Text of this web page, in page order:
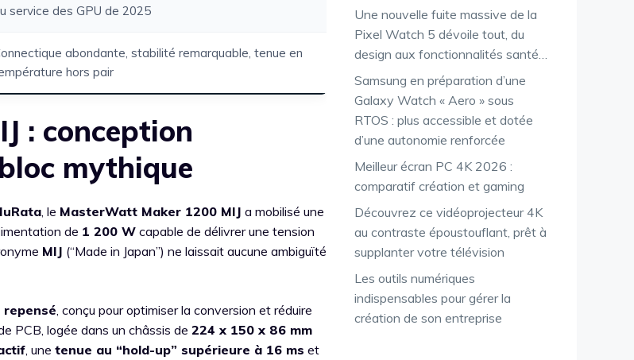
service des GPU de 2025
abondante, stabilité remarquable, tenue en
hors pair
: conception
mythique
, le MasterWatt Maker 1200 MIJ a mobilisé une
de 1 200 W capable de délivrer une tension
MIJ (“Made in Japan”) ne laissait aucune ambiguïté
, conçu pour optimiser la conversion et réduire
PCB, logée dans un châssis de 224 x 150 x 86 mm
, une tenue au “hold-up” supérieure à 16 ms et
Une nouvelle fuite massive de la
Pixel Watch 5 dévoile tout, du
design aux fonctionnalités santé…
Samsung en préparation d’une
Galaxy Watch « Aero » sous
RTOS : plus accessible et dotée
d’une autonomie renforcée
Meilleur écran PC 4K 2026 :
comparatif création et gaming
Découvrez ce vidéoprojecteur 4K
au contraste époustouflant, prêt à
supplanter votre télévision
Les outils numériques
indispensables pour gérer la
création de son entreprise